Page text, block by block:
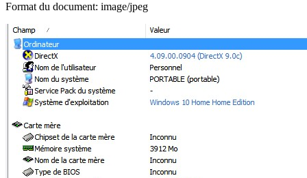
Format du document: image/jpeg